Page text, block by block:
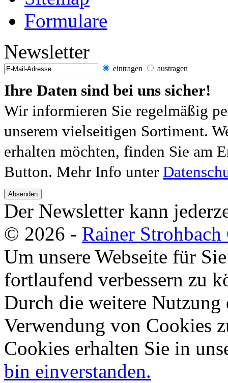
Formulare
Newsletter
eintragen austragen
Ihre Daten sind bei uns sicher!
Wir informieren Sie regelmäßig
unserem vielseitigen Sortiment.
erhalten möchten, finden Sie am
Button. Mehr Info unter
Absenden
Der Newsletter kann
© 2026 - Rainer
Um unsere Webseite für
fortlaufend verbessern zu
Durch die weitere Nutzung
Verwendung von Cookies
Cookies erhalten Sie in
bin einverstanden.